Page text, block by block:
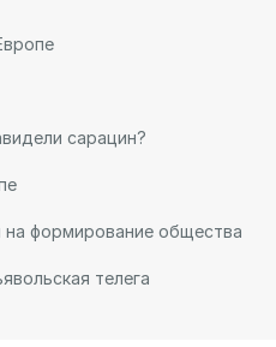
сарацин?
на формирование общества
телега